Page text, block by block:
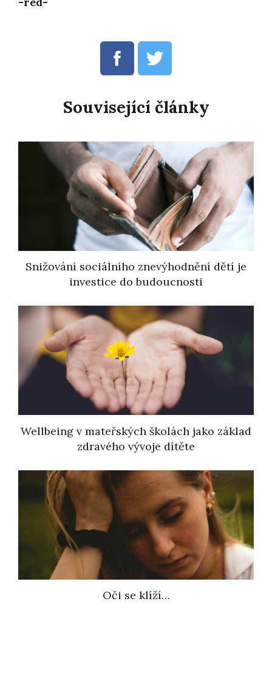
Související články
Snižování sociálního znevýhodnění dětí je
investice do budoucnosti
Wellbeing v mateřských školách jako základ
zdravého vývoje dítěte
Oči se klíží…